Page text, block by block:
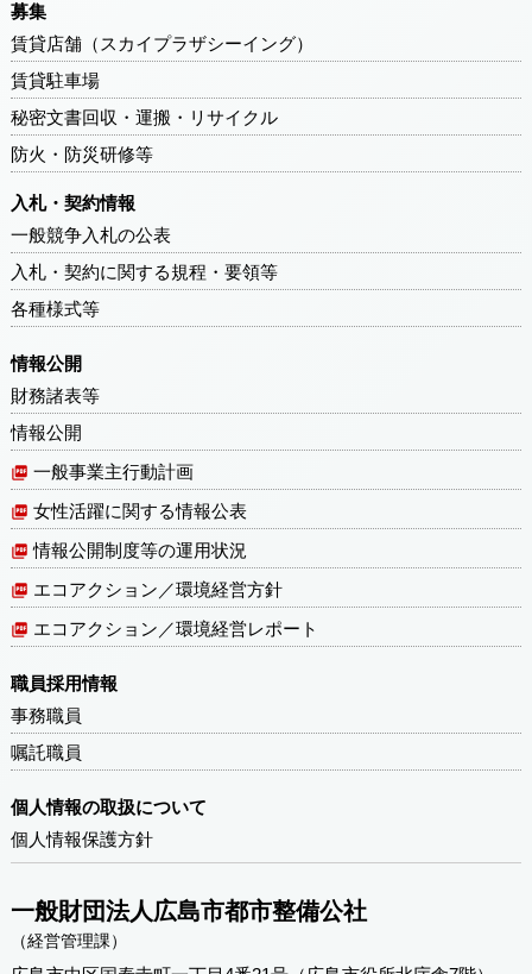
募集
賃貸店舗（スカイプラザシーイング）
賃貸駐車場
秘密文書回収・運搬・リサイクル
防火・防災研修等
入札・契約情報
一般競争入札の公表
入札・契約に関する規程・要領等
各種様式等
情報公開
財務諸表等
情報公開
一般事業主行動計画
女性活躍に関する情報公表
情報公開制度等の運用状況
エコアクション／環境経営方針
エコアクション／環境経営レポート
職員採用情報
事務職員
嘱託職員
個人情報の取扱について
個人情報保護方針
一般財団法人広島市都市整備公社
（経営管理課）